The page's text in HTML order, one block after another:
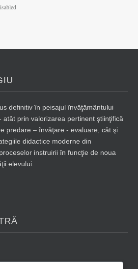
definitiv în peisajul învăţământului
atât prin valorizarea pertinent ştiinţifică
predare – învăţare - evaluare, cât şi
didactice moderne din
instruirii în funcţie de noua
elevului.